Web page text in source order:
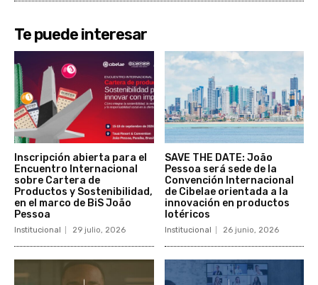
Te puede interesar
Inscripción abierta para el
Encuentro Internacional
sobre Cartera de
Productos y Sostenibilidad,
en el marco de BiS João
Pessoa
Institucional 29 julio, 2026
SAVE THE DATE: João
Pessoa será sede de la
Convención Internacional
de Cibelae orientada a la
innovación en productos
lotéricos
Institucional 26 junio, 2026